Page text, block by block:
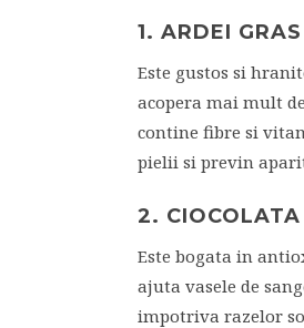
1. ARDEI
Este gustos si
acopera mai mult
contine fibre si
pielii si previn
2.
Este bogata in
ajuta vasele de
impotriva razelor